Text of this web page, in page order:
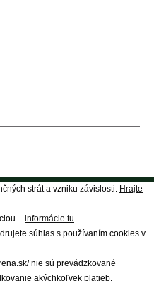
strát a vzniku závislosti. Hrajte
– informácie tu.
súhlas s používaním cookies v
nie sú prevádzkované
akýchkoľvek platieb.